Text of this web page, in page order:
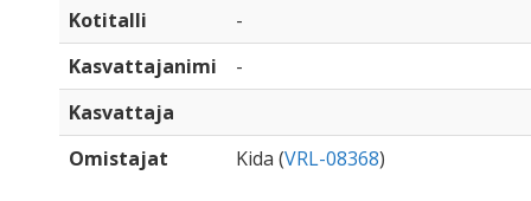
Kotitalli
-
Kasvattajanimi
-
Kasvattaja
Omistajat
Kida (VRL-08368)